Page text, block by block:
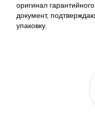
оригинал
документ,
упаковку.